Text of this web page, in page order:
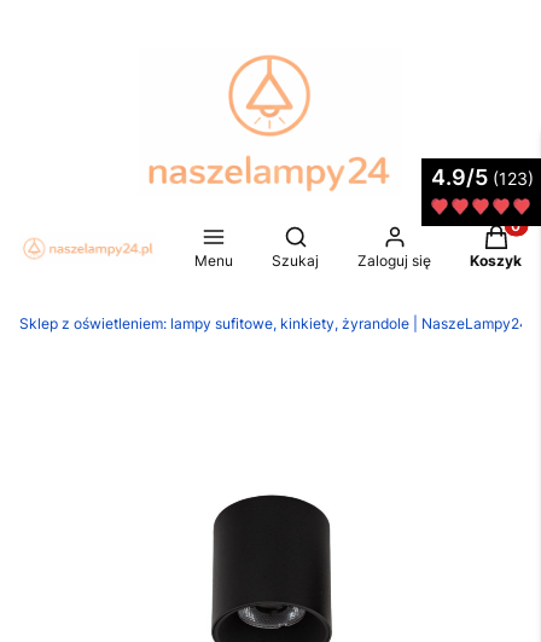
Menu
Otwórz wyszukiwarkę
Szukaj Zaloguj się Koszyk
Sklep z oświetleniem: lampy sufitowe, kinkiety, żyrandole |
4.9/5 (123)